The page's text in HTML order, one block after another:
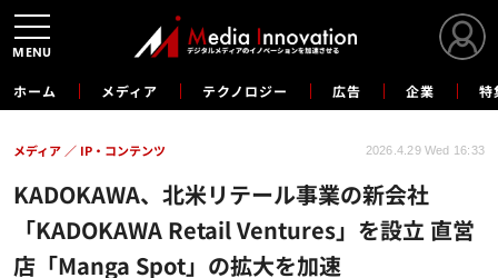
ホーム メディア テクノロジー 広告 企業 特
KADOKAWA、北米リテール事業の新会社
「KADOKAWA Retail Ventures」を設立 直営
店「Manga Spot」の拡大を加速
メディア IP・コンテンツ 2026.4.29 Wed 16:33
MENU